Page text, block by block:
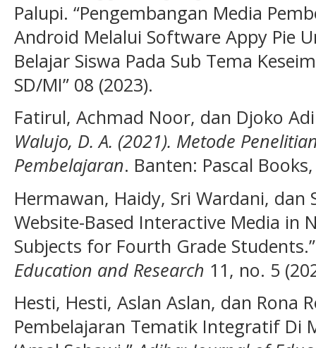
Palupi. “Pengembangan Media
Android Melalui Software Appy Pie
Belajar Siswa Pada Sub Tema
SD/MI” 08 (2023).
Fatirul, Achmad Noor, dan Djoko
Walujo, D. A. (2021). Metode
Pembelajaran. Banten: Pascal
Hermawan, Haidy, Sri Wardani, dan
Website-Based Interactive Media in
Subjects for Fourth Grade
Education and Research 11, no. 5
Hesti, Hesti, Aslan Aslan, dan Rona
Pembelajaran Tematik Integratif Di